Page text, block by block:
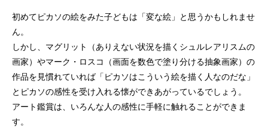
初めてピカソの絵をみた子どもは「変な絵」と思うかもしれませ
ん。
しかし、マグリット（ありえない状況を描くシュルレアリスムの
画家）やマーク・ロスコ（画面を数色で塗り分ける抽象画家）の
作品を見慣れていれば「ピカソはこういう絵を描く人なのだな」
とピカソの感性を受け入れる懐ができあがっているでしょう。
アート鑑賞は、いろんな人の感性に手軽に触れることができま
す。